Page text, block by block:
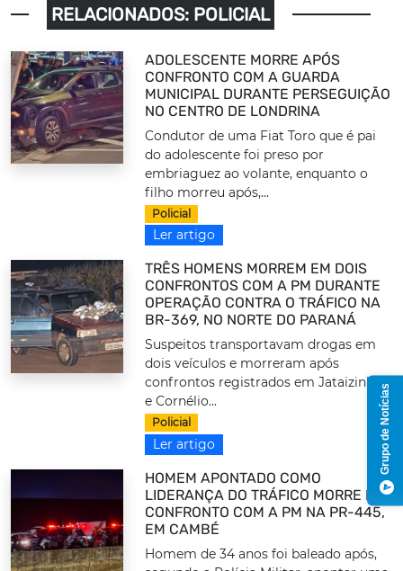
RELACIONADOS: POLICIAL
ADOLESCENTE MORRE APÓS
CONFRONTO COM A GUARDA
MUNICIPAL DURANTE PERSEGUIÇÃO
NO CENTRO DE LONDRINA
Condutor de uma Fiat Toro que é pai
do adolescente foi preso por
embriaguez ao volante, enquanto o
filho morreu após,...
Policial
Ler artigo
TRÊS HOMENS MORREM EM DOIS
CONFRONTOS COM A PM DURANTE
OPERAÇÃO CONTRA O TRÁFICO NA
BR-369, NO NORTE DO PARANÁ
Suspeitos transportavam drogas em
dois veículos e morreram após
confrontos registrados em Jataizinho
e Cornélio...
Policial
Ler artigo
HOMEM APONTADO COMO
LIDERANÇA DO TRÁFICO MORRE EM
CONFRONTO COM A PM NA PR-445,
EM CAMBÉ
Homem de 34 anos foi baleado após,
Grupo de Notícias